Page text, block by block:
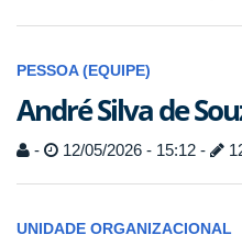
PESSOA (EQUIPE)
André Silva de
- 12/05/2026 - 15:12 -
UNIDADE ORGANIZACIONAL